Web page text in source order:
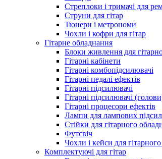
Стреплоки і тримачі для
Струни для гітар
Тюнери і метрономи
Чохли і кофри для гітар
Гітарне обладнання
Блоки живлення для
Гітарні кабінети
Гітарні комбопідсилювачі
Гітарні педалі ефектів
Гітарні підсилювачі
Гітарні підсилювачі
Гітарні процесори ефектів
Лампи для лампових
Стійки для гітарного
Футсвіч
Чохли і кейси для
Комплектуючі для гітар